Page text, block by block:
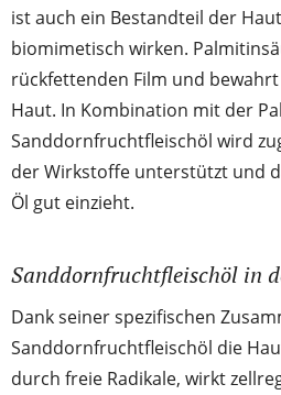
ist auch ein Bestandteil der
biomimetisch wirken.
rückfettenden Film und
Haut. In Kombination mit der
Sanddornfruchtfleischöl wird
der Wirkstoffe unterstützt und
Öl gut einzieht.
Sanddornfruchtfleischöl in
Dank seiner spezifischen
Sanddornfruchtfleischöl die
durch freie Radikale, wirkt